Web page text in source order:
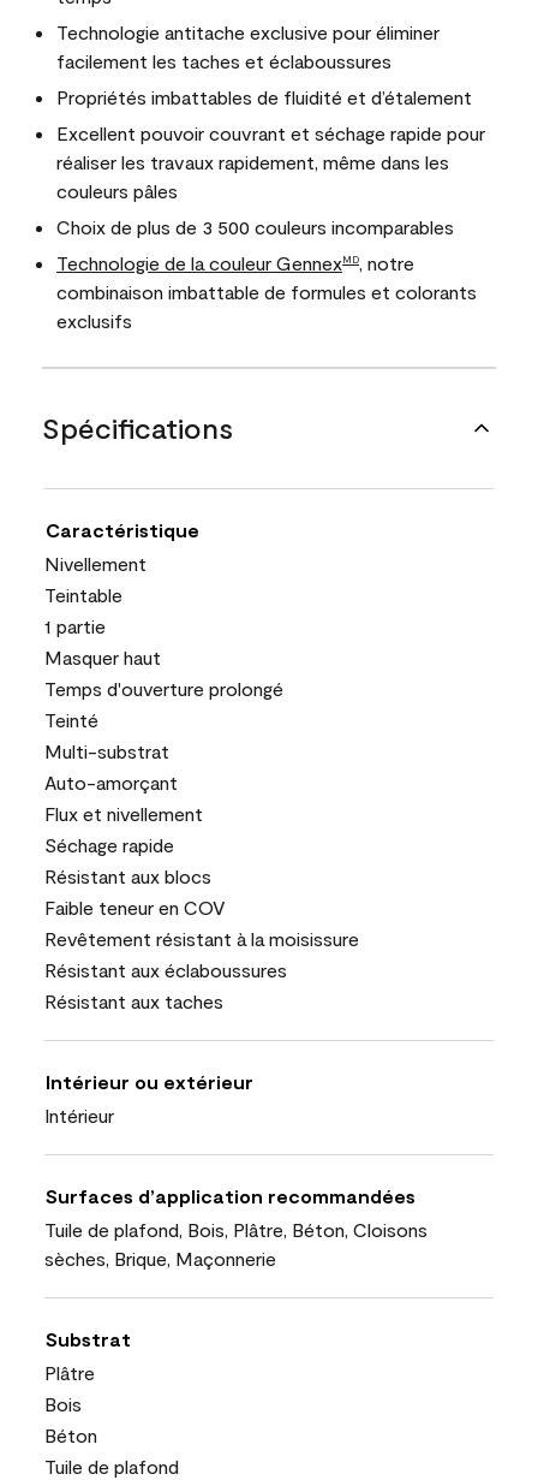
Technologie antitache exclusive pour éliminer
facilement les taches et éclaboussures
Propriétés imbattables de fluidité et d’étalement
Excellent pouvoir couvrant et séchage rapide pour
réaliser les travaux rapidement, même dans les
couleurs pâles
Choix de plus de 3 500 couleurs incomparables
Technologie de la couleur GennexMD
, notre
combinaison imbattable de formules et colorants
exclusifs
Spécifications
Caractéristique
Nivellement
Teintable
1 partie
Masquer haut
Temps d'ouverture prolongé
Teinté
Multi-substrat
Auto-amorçant
Flux et nivellement
Séchage rapide
Résistant aux blocs
Faible teneur en COV
Revêtement résistant à la moisissure
Résistant aux éclaboussures
Résistant aux taches
Intérieur ou extérieur
Intérieur
Surfaces d’application recommandées
Tuile de plafond, Bois, Plâtre, Béton, Cloisons
sèches, Brique, Maçonnerie
Substrat
Plâtre
Bois
Béton
Tuile de plafond